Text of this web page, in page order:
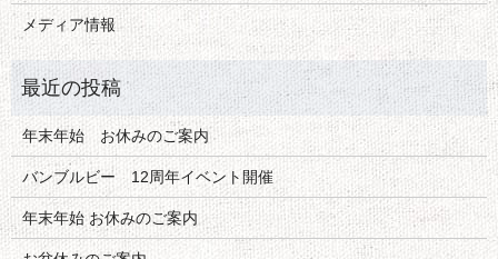
メディア情報
年末年始 お休みのご案内
バンブルビー 12周年イベント開催
年末年始 お休みのご案内